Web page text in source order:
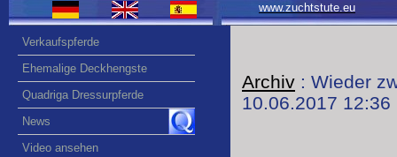
Verkaufspferde
Ehemalige Deckhengste
Quadriga Dressurpferde
News
Video ansehen
www.zuchtstute.eu
Archiv : Wieder
10.06.2017 12:36